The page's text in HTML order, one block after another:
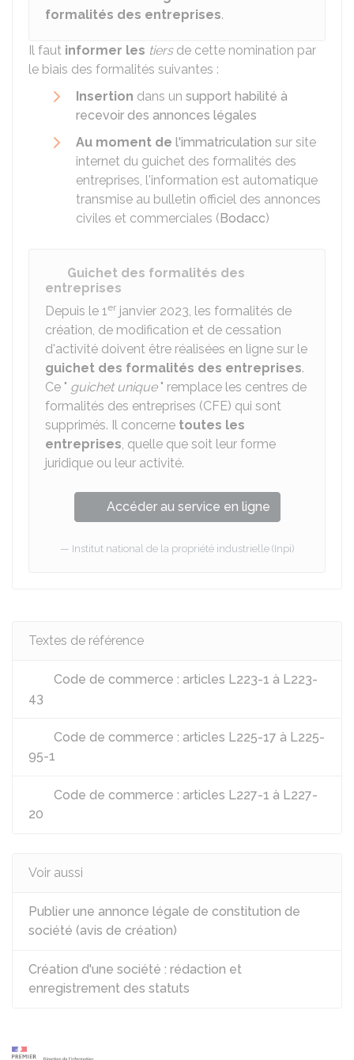
formalités des entreprises.
Il faut informer les tiersde cette nomination par
le biais des formalités suivantes :
Insertion dans un support habilité à
recevoir des annonces légales
Au moment de l'immatriculation sur site
internet du guichet des formalités des
entreprises, l'information est automatique
transmise au bulletin officiel des annonces
civiles et commerciales (Bodacc)
Guichet des formalités des
entreprises
Depuis le 1er janvier 2023, les formalités de
création, de modification et de cessation
d'activité doivent être réalisées en ligne sur le
guichet des formalités des entreprises.
Ce " guichet unique" remplace les centres de
formalités des entreprises (CFE) qui sont
supprimés. Il concerne toutes les
entreprises, quelle que soit leur forme
juridique ou leur activité.
Accéder au service en ligne
Institut national de la propriété industrielle (Inpi)
Textes de référence
Code de commerce : articles L223-1 à L223-
43
Code de commerce : articles L225-17 à L225-
95-1
Code de commerce : articles L227-1 à L227-
20
Voir aussi
Publier une annonce légale de constitution de
société (avis de création)
Création d'une société : rédaction et
enregistrement des statuts